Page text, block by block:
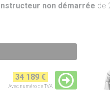
non démarrée de
34 189 €
Avec numéro de TVA